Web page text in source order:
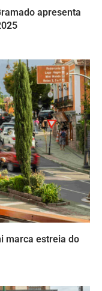
apresenta
marca estreia do